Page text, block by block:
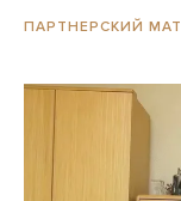
ПАРТНЕРСКИЙ